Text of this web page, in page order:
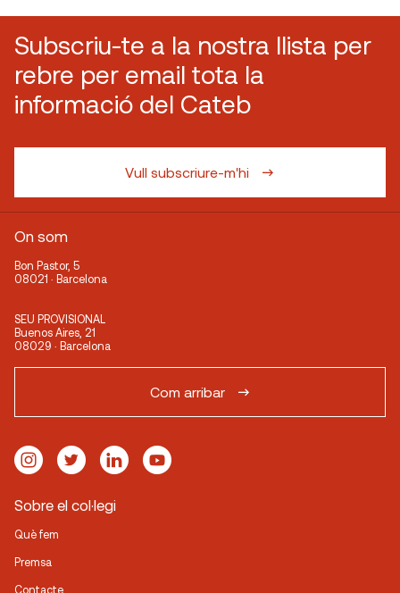
Subscriu-te a la nostra llista per
rebre per email tota la
informació del Cateb
Vull subscriure-m'hi
On som
Bon Pastor, 5
08021 · Barcelona
SEU PROVISIONAL
Buenos Aires, 21
08029 · Barcelona
Com arribar
Sobre el col·legi
Què fem
Premsa
Contacte